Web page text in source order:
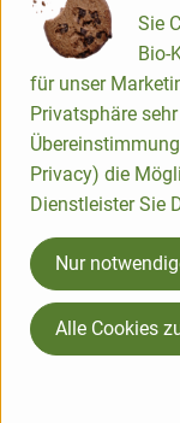
Produkte in
Produktqualität
Schlüsselposition
Rohstoffe
werden alle
werden sie durch
analysiert.
Wie schon zu
persönlichen
Partnerschaften
Sie
Bio-
für unser
Privatsphäre
Privacy) die
Dienstleister Sie
Nur
Alle Cookies